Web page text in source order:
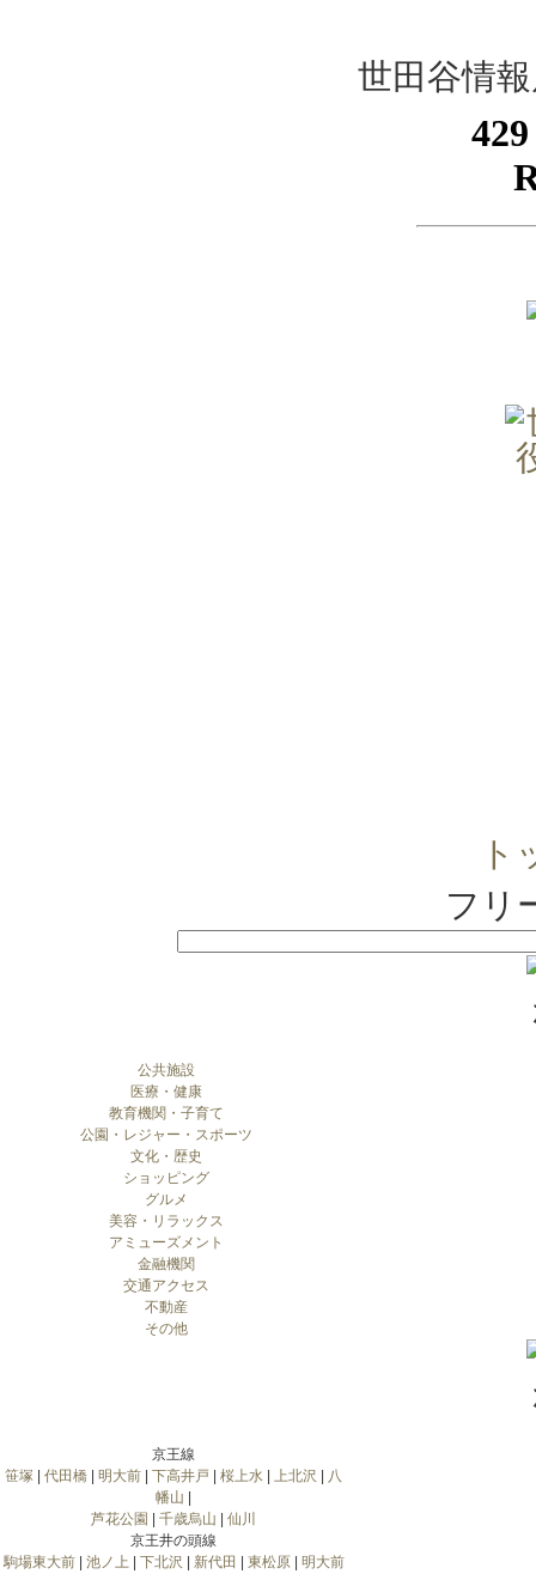
世田谷情
ト
フリ
公共施設
医療・健康
教育機関・子育て
公園・レジャー・スポーツ
文化・歴史
ショッピング
グルメ
美容・リラックス
アミューズメント
金融機関
交通アクセス
不動産
その他
京王線
笹塚
代田橋 明大前 下高井戸 桜上水 上北沢
八
幡山
芦花公園
千歳烏山
仙川
京王井の頭線
駒場東大前| 池ノ上 下北沢 新代田 東松原| 明大前